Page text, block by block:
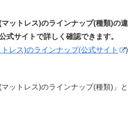
ットレス)のラインナップ(種類)の違
式サイトで詳しく確認できます。
レス)のラインナップ(公式サイト )
ットレス)のラインナップ(種類)」と